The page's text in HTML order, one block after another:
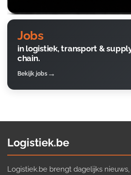
Jobs
in logistiek, transport &
chain.
Bekijk jobs
Logistiek.be
Logistiek.be brengt dagelijks